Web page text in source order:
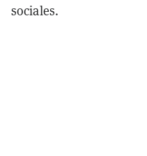
sociales.